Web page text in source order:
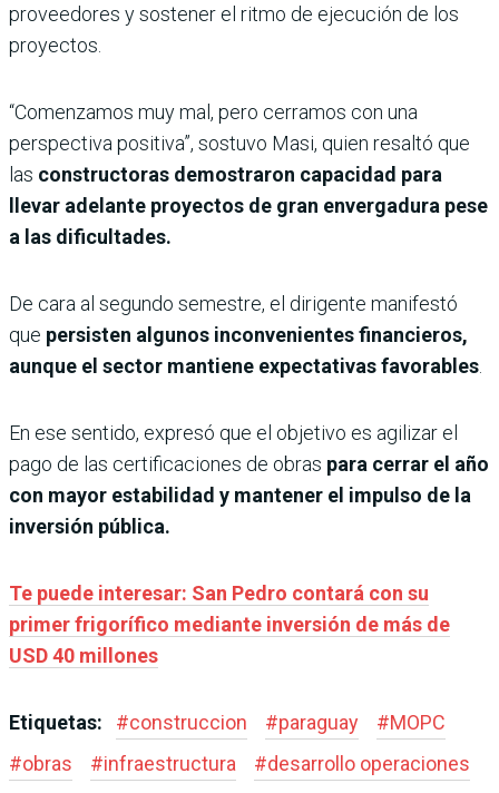
proveedores y sostener el ritmo de ejecución de los
proyectos.
“Comenzamos muy mal, pero cerramos con una
perspectiva positiva”, sostuvo Masi, quien resaltó que
las constructoras demostraron capacidad para
llevar adelante proyectos de gran envergadura pese
a las dificultades.
De cara al segundo semestre, el dirigente manifestó
que persisten algunos inconvenientes financieros,
aunque el sector mantiene expectativas favorables
En ese sentido, expresó que el objetivo es agilizar el
pago de las certificaciones de obras para cerrar el año
con mayor estabilidad y mantener el impulso de la
inversión pública.
Te puede interesar: San Pedro contará con su
primer frigorífico mediante inversión de más de
USD 40 millones
Etiquetas: #construccion #paraguay #MOPC
#obras #infraestructura #desarrollo operaciones